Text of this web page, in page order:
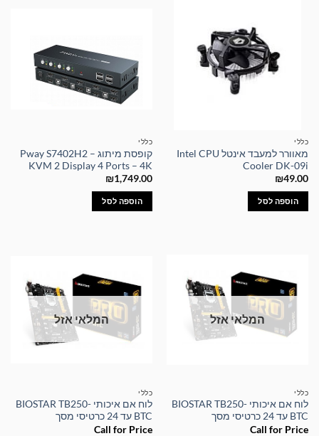
כללי
מאוורר למעבד אינטל Intel CPU
Cooler DK-09i
₪49.00
הוספה לסל
כללי
קופסת מיתוג – Pway S7402H2
KVM 2 Display 4 Ports – 4K
₪1,749.00
הוספה לסל
המלאי אזל
כללי
לוח אם איכותי BIOSTAR TB250-
BTC עד 24 כרטיסי מסך
Call for Price
המלאי אזל
כללי
לוח אם איכותי BIOSTAR TB250-
BTC עד 24 כרטיסי מסך
Call for Price